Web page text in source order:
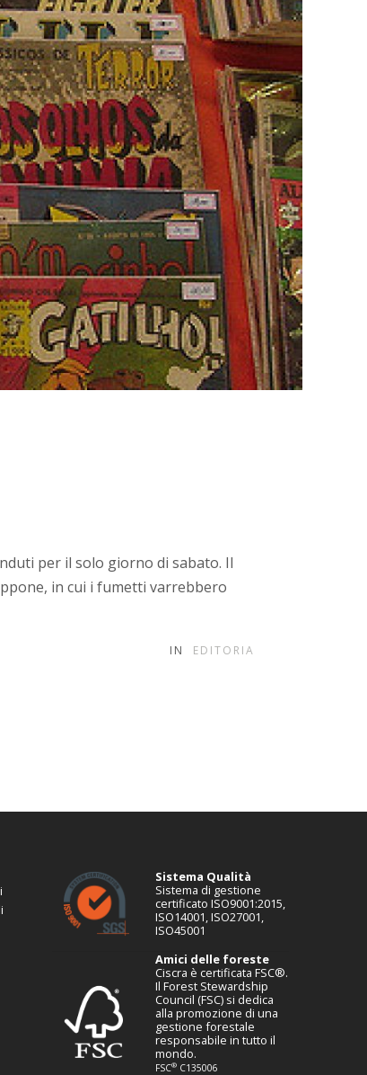
per il solo giorno di sabato. Il
in cui i fumetti varrebbero
IN EDITORIA
Sistema Qualità
Sistema di gestione
certificato ISO9001:2015,
ISO14001, ISO27001,
ISO45001
Amici delle foreste
Ciscra è certificata FSC®.
Il Forest Stewardship
Council (FSC) si dedica
alla promozione di una
gestione forestale
responsabile in tutto il
mondo.
FSC®C135006